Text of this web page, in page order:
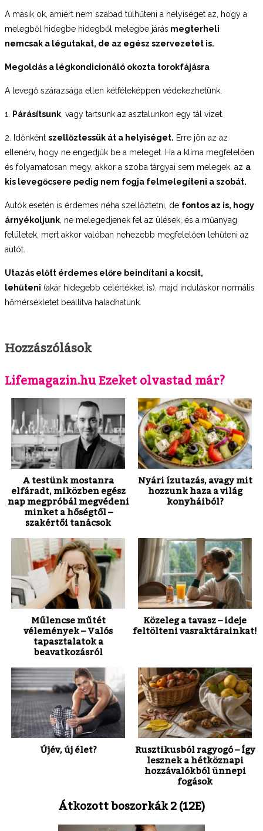
A másik ok, amiért nem szabad túlhűteni a helyiséget az, hogy a
melegből hidegbe hidegből melegbe járás megterheli
nemcsak a légutakat, de az egész szervezetet is.
Megoldás a légkondicionáló okozta torokfájásra
A levegő szárazsága ellen kétféleképpen védekezhetünk.
1. Párásítsunk , vagy tartsunk az asztalunkon egy tál vizet.
2. Időnként szellőztessük át a helyiséget. Erre jön az az
ellenérv, hogy ne engedjük be a meleget. Ha a klíma megfelelően
és folyamatosan megy, akkor a szoba tárgyai sem melegek, az a
kis levegőcsere pedig nem fogja felmelegíteni a szobát.
Autók esetén is érdemes néha szellőztetni, de fontos az is, hogy
árnyékoljunk , ne melegedjenek fel az ülések, és a műanyag
felületek, mert akkor valóban nehezebb megfelelően lehűteni az
autót.
Utazás előtt érdemes előre beindítani a kocsit,
lehűteni (akár hidegebb célértékkel is), majd induláskor normális
hőmérsékletet beállítva haladhatunk.
Hozzászólások
Lifemagazin.hu Ezeket olvastad már?
A testünk mostanra
elfáradt, miközben egész
nap megpróbál megvédeni
minket a hőségtől –
szakértői tanácsok
Nyári ízutazás, avagy mit
hozzunk haza a világ
konyháiból?
Műlencse műtét
vélemények – Valós
tapasztalatok a
beavatkozásról
Közeleg a tavasz – ideje
feltölteni vasraktárainkat!
Újév, új élet?
Rusztikusból ragyogó – Így
lesznek a hétköznapi
hozzávalókból ünnepi
fogások
Átkozott boszorkák 2 (12E)